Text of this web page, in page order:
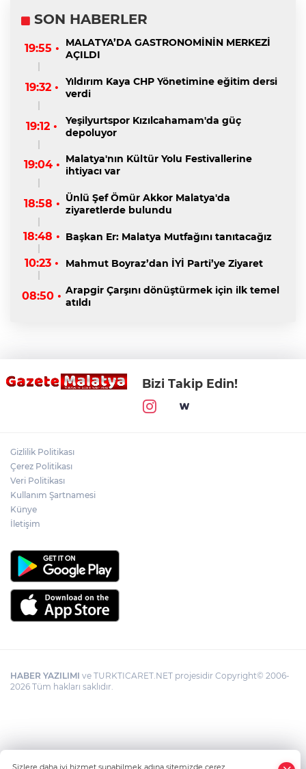
SON HABERLER
19:55 •
MALATYA’DA GASTRONOMİNİN MERKEZİ
AÇILDI
19:32 •
Yıldırım Kaya CHP Yönetimine eğitim dersi
verdi
19:12 •
Yeşilyurtspor Kızılcahamam'da güç
depoluyor
19:04 • Malatya'nın Kültür Yolu Festivallerine
ihtiyacı var
18:58 • Ünlü Şef Ömür Akkor Malatya'da
ziyaretlerde bulundu
18:48 • Başkan Er: Malatya Mutfağını tanıtacağız
10:23 • Mahmut Boyraz’dan İYİ Parti’ye Ziyaret
08:50 • Arapgir Çarşını dönüştürmek için ilk temel
atıldı
Bizi Takip Edin!
Gizlilik Politikası
Çerez Politikası
Veri Politikası
Kullanım Şartnamesi
Künye
İletişim
HABER YAZILIMI ve TURKTICARET.NET projesidir Copyright© 2006-
2026 Tüm hakları saklıdır.
Sizlere daha iyi hizmet sunabilmek adına sitemizde çerez